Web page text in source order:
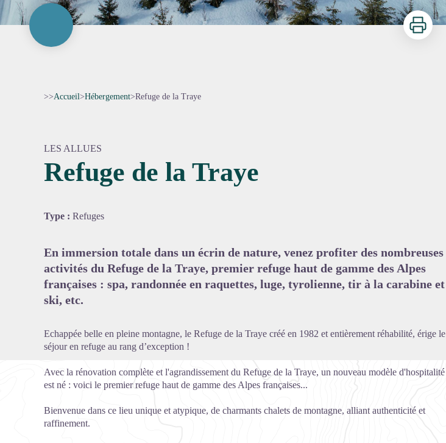
Imprimer
>>Accueil>Hébergement>Refuge de la Traye
LES ALLUES
Refuge de la Traye
Type : Refuges
En immersion totale dans un écrin de nature, venez profiter des nombreuses
activités du Refuge de la Traye, premier refuge haut de gamme des Alpes
françaises : spa, randonnée en raquettes, luge, tyrolienne, tir à la carabine et
ski, etc.
Echappée belle en pleine montagne, le Refuge de la Traye créé en 1982 et entièrement réhabilité, érige le
séjour en refuge au rang d’exception !
Avec la rénovation complète et l'agrandissement du Refuge de la Traye, un nouveau modèle d'hospitalité
est né : voici le premier refuge haut de gamme des Alpes françaises...
Bienvenue dans ce lieu unique et atypique, de charmants chalets de montagne, alliant authenticité et
raffinement.